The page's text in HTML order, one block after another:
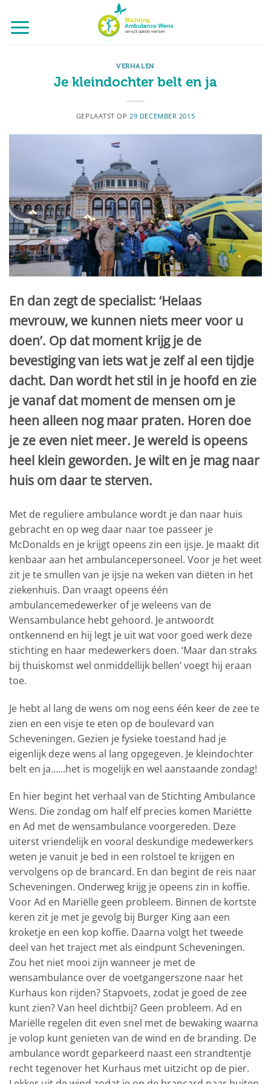
naar
inhoud
VERHALEN
Je kleindochter belt en ja
GEPLAATST OP 29 DECEMBER 2015
En dan zegt de specialist: ‘Helaas
mevrouw, we kunnen niets meer voor u
doen’. Op dat moment krijg je de
bevestiging van iets wat je zelf al een tijdje
dacht. Dan wordt het stil in je hoofd en zie
je vanaf dat moment de mensen om je
heen alleen nog maar praten. Horen doe
je ze even niet meer. Je wereld is opeens
heel klein geworden. Je wilt en je mag naar
huis om daar te sterven.
Met de reguliere ambulance wordt je dan naar huis
gebracht en op weg daar naar toe passeer je
McDonalds en je krijgt opeens zin een ijsje. Je maakt dit
kenbaar aan het ambulancepersoneel. Voor je het weet
zit je te smullen van je ijsje na weken van diëten in het
ziekenhuis. Dan vraagt opeens één
ambulancemedewerker of je weleens van de
Wensambulance hebt gehoord. Je antwoordt
ontkennend en hij legt je uit wat voor goed werk deze
stichting en haar medewerkers doen. ‘Maar dan straks
bij thuiskomst wel onmiddellijk bellen’ voegt hij eraan
toe.
Je hebt al lang de wens om nog eens één keer de zee te
zien en een visje te eten op de boulevard van
Scheveningen. Gezien je fysieke toestand had je
eigenlijk deze wens al lang opgegeven. Je kleindochter
belt en ja……het is mogelijk en wel aanstaande zondag!
En hier begint het verhaal van de Stichting Ambulance
Wens. Die zondag om half elf precies komen Mariëtte
en Ad met de wensambulance voorgereden. Deze
uiterst vriendelijk en vooral deskundige medewerkers
weten je vanuit je bed in een rolstoel te krijgen en
vervolgens op de brancard. En dan begint de reis naar
Scheveningen. Onderweg krijg je opeens zin in koffie.
Voor Ad en Mariëlle geen probleem. Binnen de kortste
keren zit je met je gevolg bij Burger King aan een
kroketje en een kop koffie. Daarna volgt het tweede
deel van het traject met als eindpunt Scheveningen.
Zou het niet mooi zijn wanneer je met de
wensambulance over de voetgangerszone naar het
Kurhaus kon rijden? Stapvoets, zodat je goed de zee
kunt zien? Van heel dichtbij? Geen probleem. Ad en
Mariëlle regelen dit even snel met de bewaking waarna
je volop kunt genieten van de wind en de branding. De
ambulance wordt geparkeerd naast een strandtentje
recht tegenover het Kurhaus met uitzicht op de pier.